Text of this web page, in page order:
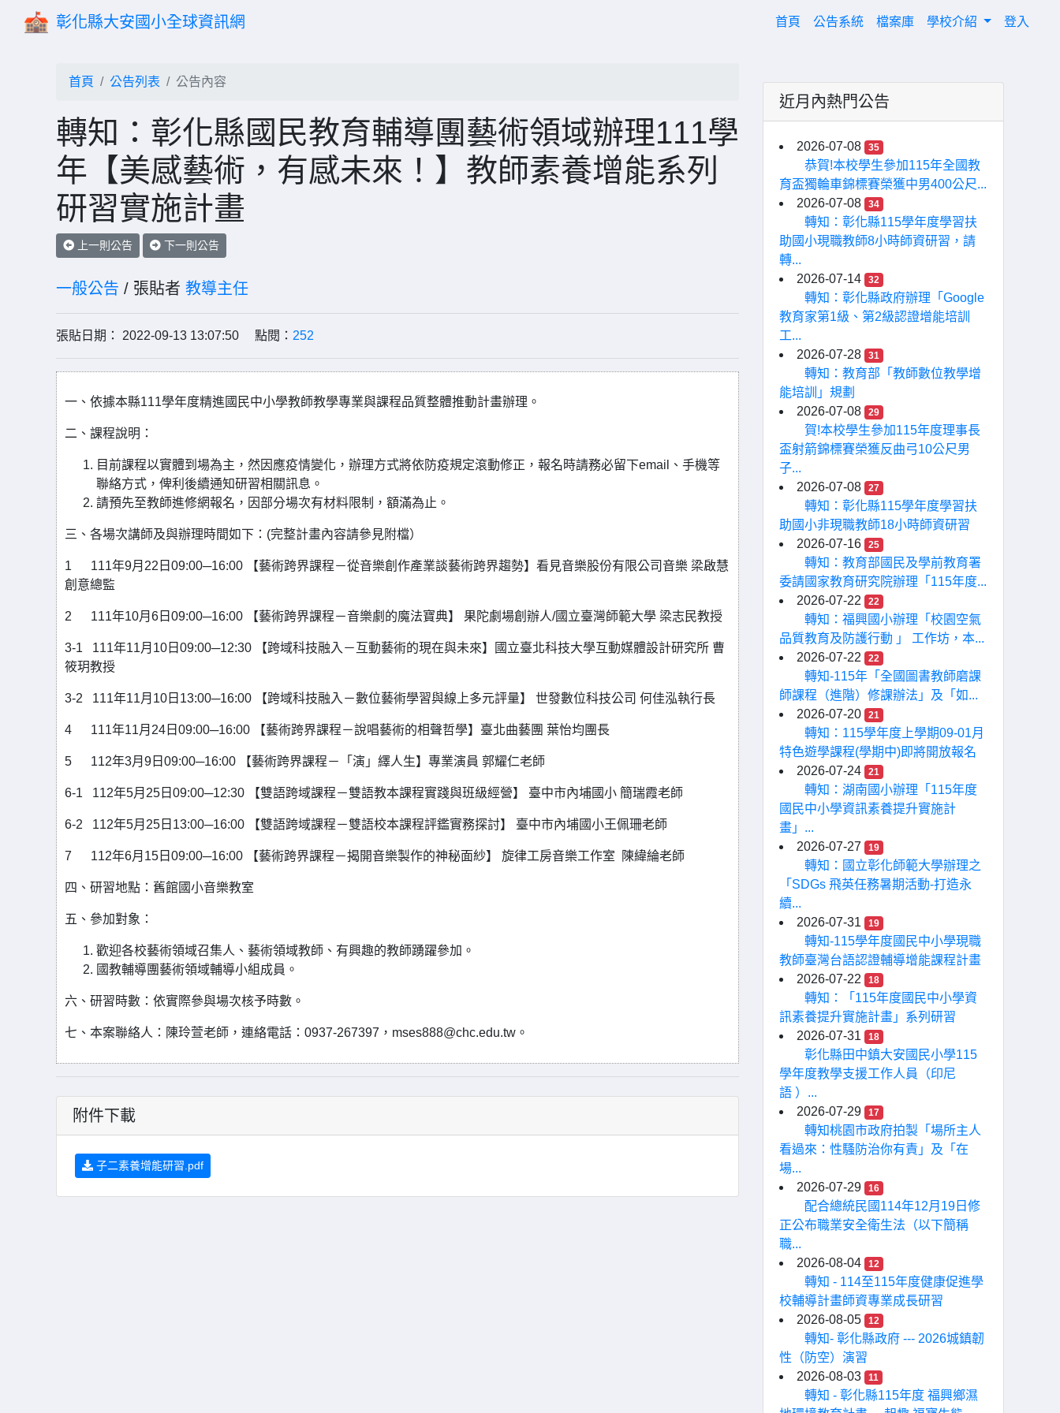
彰化縣大安國小全球資訊網 首頁 (current)
公告系統 檔案庫 學校介紹 登入
首頁 公告列表 公告內容
轉知：彰化縣國民教育輔導團藝術領域辦理111學
年【美感藝術，有感未來！】教師素養增能系列
研習實施計畫
上一則公告 下一則公告
一般公告 / 張貼者 教導主任
張貼日期： 2022-09-13 13:07:50 點閱： 252
一、依據本縣111學年度精進國民中小學教師教學專業與課程品質整體推動計畫辦理。
二、課程說明：
目前課程以實體到場為主，然因應疫情變化，辦理方式將依防疫規定滾動修正，報名時請務必留下email、手機等
聯絡方式，俾利後續通知研習相關訊息。
請預先至教師進修網報名，因部分場次有材料限制，額滿為止。
三、各場次講師及與辦理時間如下：(完整計畫內容請參見附檔）
1 111年9月22日09:00─16:00 【藝術跨界課程－從音樂創作產業談藝術跨界趨勢】看見音樂股份有限公司音樂 梁啟慧
創意總監
2 111年10月6日09:00─16:00 【藝術跨界課程－音樂劇的魔法寶典】 果陀劇場創辦人/國立臺灣師範大學 梁志民教授
3-1 111年11月10日09:00─12:30 【跨域科技融入－互動藝術的現在與未來】國立臺北科技大學互動媒體設計研究所 曹
筱玥教授
3-2 111年11月10日13:00─16:00 【跨域科技融入－數位藝術學習與線上多元評量】 世發數位科技公司 何佳泓執行長
4 111年11月24日09:00─16:00 【藝術跨界課程－說唱藝術的相聲哲學】臺北曲藝團 葉怡均團長
5 112年3月9日09:00─16:00 【藝術跨界課程－「演」繹人生】專業演員 郭耀仁老師
6-1 112年5月25日09:00─12:30 【雙語跨域課程－雙語教本課程實踐與班級經營】 臺中市內埔國小 簡瑞霞老師
6-2 112年5月25日13:00─16:00 【雙語跨域課程－雙語校本課程評鑑實務探討】 臺中市內埔國小王佩珊老師
7 112年6月15日09:00─16:00 【藝術跨界課程－揭開音樂製作的神秘面紗】 旋律工房音樂工作室 陳緯綸老師
四、研習地點：舊館國小音樂教室
五、參加對象：
歡迎各校藝術領域召集人、藝術領域教師、有興趣的教師踴躍參加。
國教輔導團藝術領域輔導小組成員。
六、研習時數：依實際參與場次核予時數。
七、本案聯絡人：陳玲萱老師，連絡電話：0937-267397，mses888@chc.edu.tw。
附件下載
子二素養增能研習.pdf
近月內熱門公告
2026-07-08 35
恭賀!本校學生參加115年全國教
育盃獨輪車錦標賽榮獲中男400公尺...
2026-07-08
34
轉知：彰化縣115學年度學習扶
助國小現職教師8小時師資研習，請
轉...
2026-07-14
32
轉知：彰化縣政府辦理「Google
教育家第1級、第2級認證增能培訓
工...
2026-07-28
31
轉知：教育部「教師數位教學增
能培訓」規劃
2026-07-08
29
賀!本校學生參加115年度理事長
盃射箭錦標賽榮獲反曲弓10公尺男
子...
2026-07-08
27
轉知：彰化縣115學年度學習扶
助國小非現職教師18小時師資研習
2026-07-16
25
轉知：教育部國民及學前教育署
委請國家教育研究院辦理「115年度...
2026-07-22
22
轉知：福興國小辦理「校園空氣
品質教育及防護行動 」 工作坊，本...
2026-07-22
22
轉知-115年「全國圖書教師磨課
師課程（進階）修課辦法」及「如...
2026-07-20
21
轉知：115學年度上學期09-01月
特色遊學課程(學期中)即將開放報名
2026-07-24
21
轉知：湖南國小辦理「115年度
國民中小學資訊素養提升實施計
畫」...
2026-07-27
19
轉知：國立彰化師範大學辦理之
「SDGs 飛英任務暑期活動-打造永
續...
2026-07-31
19
轉知-115學年度國民中小學現職
教師臺灣台語認證輔導增能課程計畫
2026-07-22
18
轉知：「115年度國民中小學資
訊素養提升實施計畫」系列研習
2026-07-31
18
彰化縣田中鎮大安國民小學115
學年度教學支援工作人員（印尼
語 ）...
2026-07-29
17
轉知桃園市政府拍製「場所主人
看過來：性騷防治你有責」及「在
場...
2026-07-29
16
配合總統民國114年12月19日修
正公布職業安全衛生法（以下簡稱
職...
2026-08-04
12
轉知 - 114至115年度健康促進學
校輔導計畫師資專業成長研習
2026-08-05
12
轉知- 彰化縣政府 --- 2026城鎮韌
性（防空）演習
2026-08-03
11
轉知 - 彰化縣115年度 福興鄉濕